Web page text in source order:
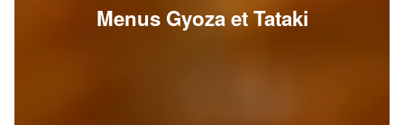
Menus Gyoza et Tataki